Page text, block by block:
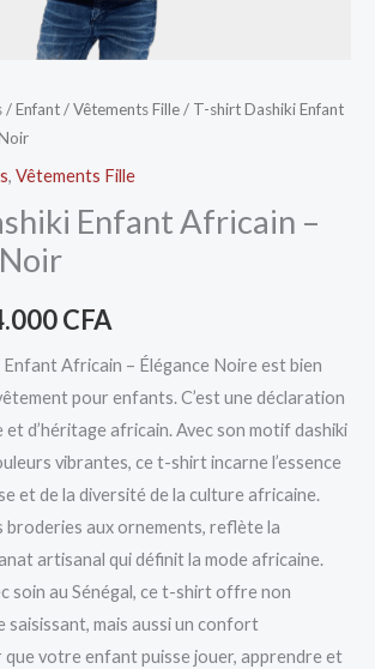
/Enfant/Vêtements Fille/ T-shirt Dashiki Enfant
, Vêtements Fille
Enfant Africain –
CFA
Africain – Élégance Noire est bien
pour enfants. C’est une déclaration
d’héritage africain. Avec son motif dashiki
vibrantes, ce t-shirt incarne l’essence
et de la diversité de la culture africaine.
broderies aux ornements, reflète la
artisanal qui définit la mode africaine.
soin au Sénégal, ce t-shirt offre non
saisissant, mais aussi un confort
votre enfant puisse jouer, apprendre et